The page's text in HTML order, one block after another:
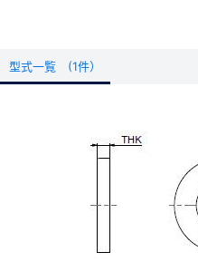
型式一覧 (1件）